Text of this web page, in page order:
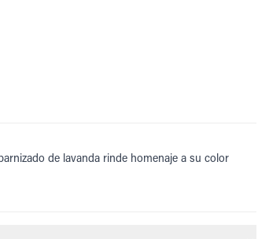
de lavanda rinde homenaje a su color